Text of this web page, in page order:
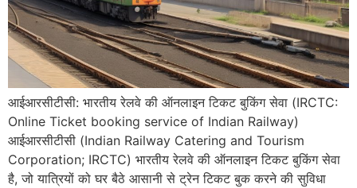
आईआरसीटीसी: भारतीय रेलवे की ऑनलाइन टिकट बुकिंग सेवा (IRCTC:
Online Ticket booking service of Indian Railway)
आईआरसीटीसी (Indian Railway Catering and Tourism
Corporation; IRCTC) भारतीय रेलवे की ऑनलाइन टिकट बुकिंग सेवा
है, जो यात्रियों को घर बैठे आसानी से ट्रेन टिकट बुक करने की सुविधा